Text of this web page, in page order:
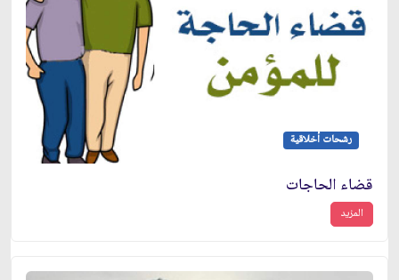
رشحات أخلاقية
قضاء الحاجات
المزيد